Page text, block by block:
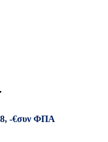
.
, -€συν ΦΠΑ